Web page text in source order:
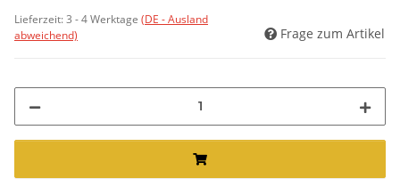
Lieferzeit:3 - 4 Werktage (DE - Ausland
abweichend)
Frage zum Artikel